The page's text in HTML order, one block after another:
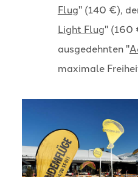
Flug" (140 €),
Light Flug" (160
ausgedehnten "
maximale